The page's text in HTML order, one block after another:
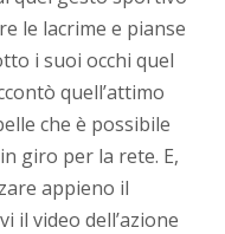
le lacrime e pianse
i suoi occhi quel
quell’attimo
che è possibile
giro per la rete. E,
appieno il
il video dell’azione